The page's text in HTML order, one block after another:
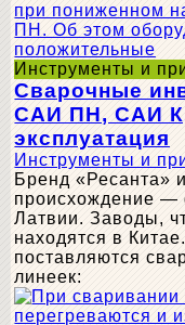
Инструменты и
Сварочные
САИ ПН, САИ
эксплуатация
Инструменты и
Бренд «Ресанта»
происхождение —
Латвии. Заводы,
находятся в
поставляются
линеек: